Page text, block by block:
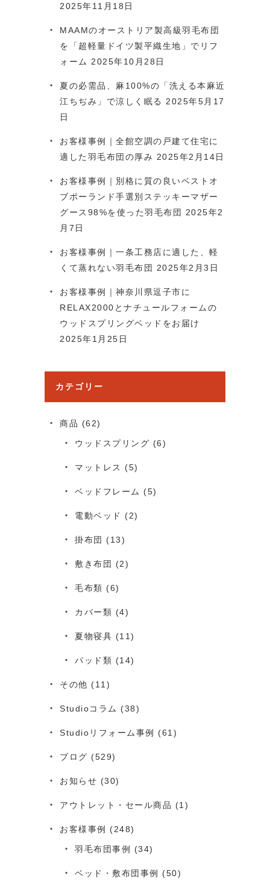
2025年11月18日
MAAMのオーストリア製高級羽毛布団
を「超軽量ドイツ製平織生地」でリフ
ォーム
2025年10月28日
夏の必需品、麻100%の「洗える本麻近
江ちぢみ」で涼しく眠る
2025年5月17
日
お客様事例｜全館空調の戸建て住宅に
適した羽毛布団の厚み 2025年2月14日
お客様事例｜別格に質の良いベストオ
ブポーランド手選別ステッキーマザー
グース98%を使った羽毛布団
2025年2
月7日
お客様事例｜一条工務店に適した、軽
くて蒸れない羽毛布団
2025年2月3日
お客様事例｜神奈川県逗子市に
RELAX2000とナチュールフォームの
ウッドスプリングベッドをお届け
2025年1月25日
カテゴリー
商品 (62)
ウッドスプリング (6)
マットレス (5)
ベッドフレーム (5)
電動ベッド (2)
掛布団 (13)
敷き布団 (2)
毛布類 (6)
カバー類 (4)
夏物寝具 (11)
パッド類 (14)
その他 (11)
Studioコラム (38)
Studioリフォーム事例 (61)
ブログ (529)
お知らせ (30)
アウトレット・セール商品 (1)
お客様事例 (248)
羽毛布団事例 (34)
ベッド・敷布団事例 (50)